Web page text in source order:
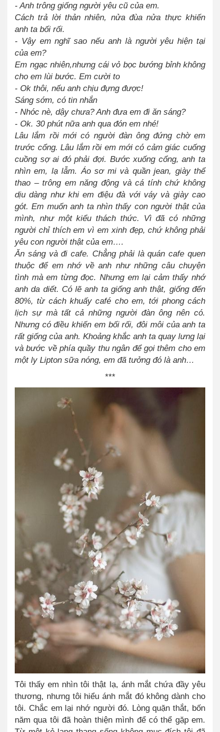
- Anh trông giống người yêu cũ của em.
Cách trả lời thản nhiên, nửa đùa nửa thực khiến
anh ta bối rối.
- Vậy em nghĩ sao nếu anh là người yêu hiện tại
của em?
Em ngạc nhiên,nhưng cái vỏ bọc bướng bỉnh không
cho em lùi bước. Em cười to
- Ok thôi, nếu anh chịu đựng được!
Sáng sớm, có tin nhắn
- Nhóc nè, dậy chưa? Anh đưa em đi ăn sáng?
- Ok. 30 phút nữa anh qua đón em nhé!
Lâu lắm rồi mới có người đàn ông đứng chờ em
trước cổng. Lâu lắm rồi em mới có cảm giác cuống
cuồng sợ ai đó phải đợi. Bước xuống cổng, anh ta
nhìn em, lạ lẫm. Áo sơ mi và quần jean, giày thể
thao – trông em năng động và cá tính chứ không
dịu dàng như khi em điệu đà với váy và giày cao
gót. Em muốn anh ta nhìn thấy con người thật của
mình, như một kiểu thách thức. Vì đã có những
người chỉ thích em vì em xinh đẹp, chứ không phải
yêu con người thật của em….
Ăn sáng và đi cafe. Chẳng phải là quán cafe quen
thuộc để em nhớ về anh như những câu chuyện
tình mà em từng đọc. Nhưng em lại cảm thấy nhớ
anh da diết. Có lẽ anh ta giống anh thật, giống đến
80%, từ cách khuấy café cho em, tới phong cách
lịch sự mà tất cả những người đàn ông nên có.
Nhưng có điều khiến em bối rối, đôi môi của anh ta
rất giống của anh. Khoảng khắc anh ta quay lưng lại
và bước về phía quầy thu ngân để gọi thêm cho em
một ly Lipton sữa nóng, em đã tưởng đó là anh…
***
Tôi thấy em nhìn tôi thật lạ, ánh mắt chứa đầy yêu
thương, nhưng tôi hiểu ánh mắt đó không dành cho
tôi. Chắc em lại nhớ người đó. Lòng quặn thắt, bốn
năm qua tôi đã hoàn thiện mình để có thể gặp em.